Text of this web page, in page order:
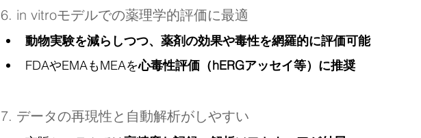
6. in vitroモデルでの薬理学的評価に最適
動物実験を減らしつつ、薬剤の効果や毒性を網羅的に評価可能
FDAやEMAもMEAを心毒性評価（hERGアッセイ等）に推奨
7. データの再現性と自動解析がしやすい